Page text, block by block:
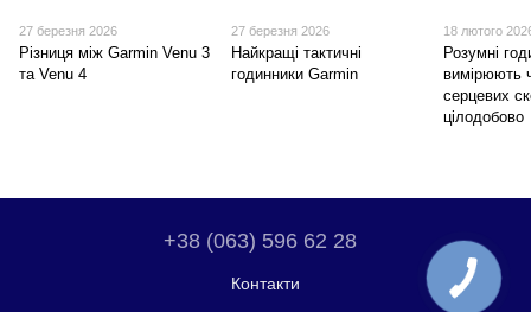
27 березня 2026
Різниця між Garmin Venu 3
та Venu 4
27 березня 2026
Найкращі тактичні
годинники Garmin
18 лютого
Розумні
вимірюють
серцевих
цілодобово
+38 (063) 596 62 28
Контакти